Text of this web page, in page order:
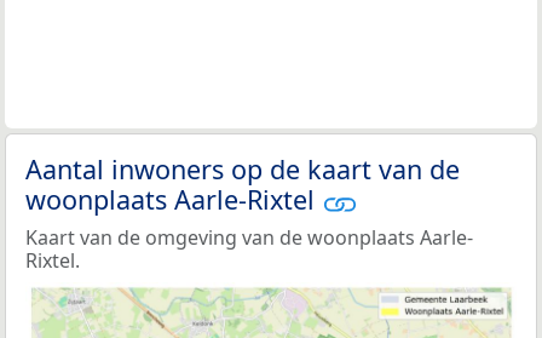
Aantal inwoners op de kaart van de
woonplaats Aarle-Rixtel
Kaart van de omgeving van de woonplaats Aarle-
Rixtel.